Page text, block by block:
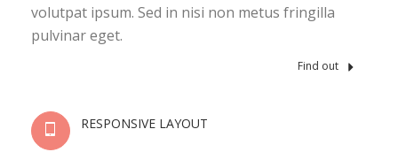
volutpat ipsum. Sed in nisi non metus fringilla
pulvinar eget.
Find out
RESPONSIVE LAYOUT